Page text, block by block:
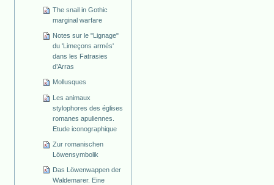
The snail in Gothic
marginal warfare
Notes sur le "Lignage"
du 'Limeçons armés'
dans les Fatrasies
d’Arras
Mollusques
Les animaux
stylophores des églises
romanes apuliennes.
Etude iconographique
Zur romanischen
Löwensymbolik
Das Löwenwappen der
Waldemarer. Eine